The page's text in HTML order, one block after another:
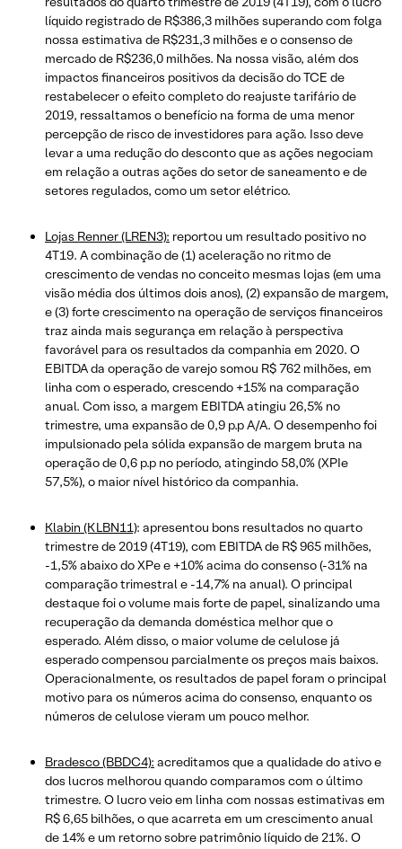
líquido registrado de R$386,3 milhões superando com folga
nossa estimativa de R$231,3 milhões e o consenso de
mercado de R$236,0 milhões. Na nossa visão, além dos
impactos financeiros positivos da decisão do TCE de
restabelecer o efeito completo do reajuste tarifário de
2019, ressaltamos o benefício na forma de uma menor
percepção de risco de investidores para ação. Isso deve
levar a uma redução do desconto que as ações negociam
em relação a outras ações do setor de saneamento e de
setores regulados, como um setor elétrico.
Lojas Renner (LREN3): reportou um resultado positivo no
4T19. A combinação de (1) aceleração no ritmo de
crescimento de vendas no conceito mesmas lojas (em uma
visão média dos últimos dois anos), (2) expansão de margem,
e (3) forte crescimento na operação de serviços financeiros
traz ainda mais segurança em relação à perspectiva
favorável para os resultados da companhia em 2020. O
EBITDA da operação de varejo somou R$ 762 milhões, em
linha com o esperado, crescendo +15% na comparação
anual. Com isso, a margem EBITDA atingiu 26,5% no
trimestre, uma expansão de 0,9 p.p A/A. O desempenho foi
impulsionado pela sólida expansão de margem bruta na
operação de 0,6 p.p no período, atingindo 58,0% (XPIe
57,5%), o maior nível histórico da companhia.
Klabin (KLBN11): apresentou bons resultados no quarto
trimestre de 2019 (4T19), com EBITDA de R$ 965 milhões,
-1,5% abaixo do XPe e +10% acima do consenso (-31% na
comparação trimestral e -14,7% na anual). O principal
destaque foi o volume mais forte de papel, sinalizando uma
recuperação da demanda doméstica melhor que o
esperado. Além disso, o maior volume de celulose já
esperado compensou parcialmente os preços mais baixos.
Operacionalmente, os resultados de papel foram o principal
motivo para os números acima do consenso, enquanto os
números de celulose vieram um pouco melhor.
Bradesco (BBDC4): acreditamos que a qualidade do ativo e
dos lucros melhorou quando comparamos com o último
trimestre. O lucro veio em linha com nossas estimativas em
R$ 6,65 bilhões, o que acarreta em um crescimento anual
de 14% e um retorno sobre patrimônio líquido de 21%. O